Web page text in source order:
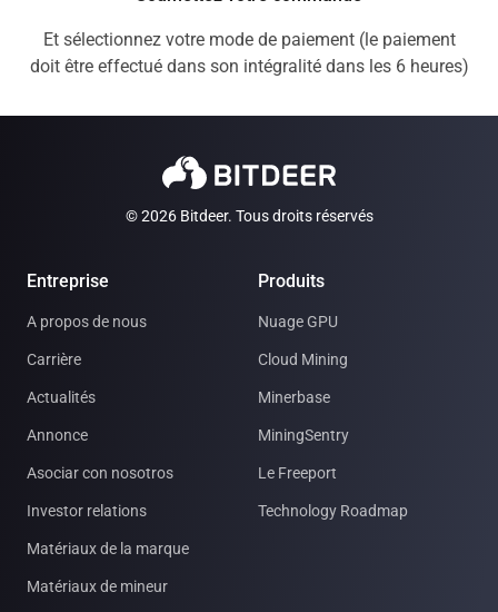
Et sélectionnez votre mode de paiement (le paiement
doit être effectué dans son intégralité dans les 6 heures)
© 2026 Bitdeer. Tous droits réservés
Entreprise
A propos de nous
Carrière
Actualités
Annonce
Asociar con nosotros
Investor relations
Matériaux de la marque
Matériaux de mineur
Produits
Nuage GPU
Cloud Mining
Minerbase
MiningSentry
Le Freeport
Technology Roadmap